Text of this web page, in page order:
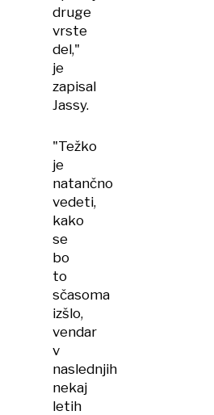
druge
vrste
del,"
je
zapisal
Jassy.
"Težko
je
natančno
vedeti,
kako
se
bo
to
sčasoma
izšlo,
vendar
v
naslednjih
nekaj
letih